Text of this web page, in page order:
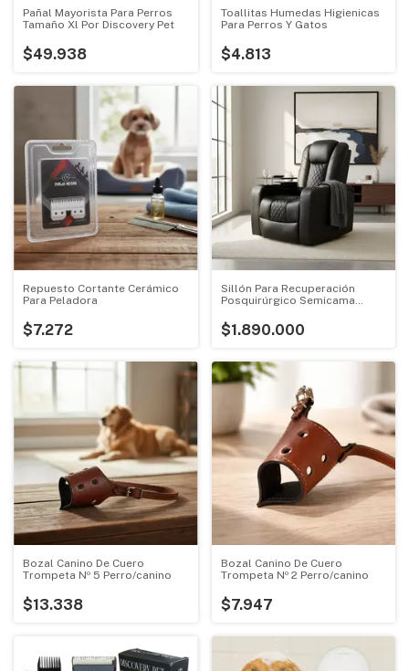
Pañal Mayorista Para Perros
Tamaño Xl Por Discovery Pet
$49.938
Toallitas Humedas Higienicas
Para Perros Y Gatos
$4.813
Repuesto Cortante Cerámico
Para Peladora
$7.272
Sillón Para Recuperación
Posquirúrgico Semicama
$1.890.000
Bozal Canino De Cuero
Trompeta Nº 5 Perro/canino
$13.338
Bozal Canino De Cuero
Trompeta Nº 2 Perro/canino
$7.947